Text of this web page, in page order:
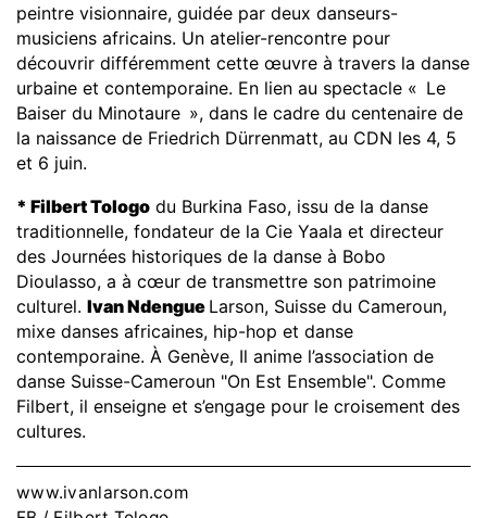
peintre visionnaire, guidée par deux danseurs-
musiciens africains. Un atelier-rencontre pour
découvrir différemment cette œuvre à travers la danse
urbaine et contemporaine. En lien au spectacle « Le
Baiser du Minotaure », dans le cadre du centenaire de
la naissance de Friedrich Dürrenmatt, au CDN les 4, 5
et 6 juin.
* Filbert Tologo du Burkina Faso, issu de la danse
traditionnelle, fondateur de la Cie Yaala et directeur
des Journées historiques de la danse à Bobo
Dioulasso, a à cœur de transmettre son patrimoine
culturel. Ivan Ndengue Larson, Suisse du Cameroun,
mixe danses africaines, hip-hop et danse
contemporaine. À Genève, Il anime l’association de
danse Suisse-Cameroun "On Est Ensemble". Comme
Filbert, il enseigne et s’engage pour le croisement des
cultures.
www.ivanlarson.com